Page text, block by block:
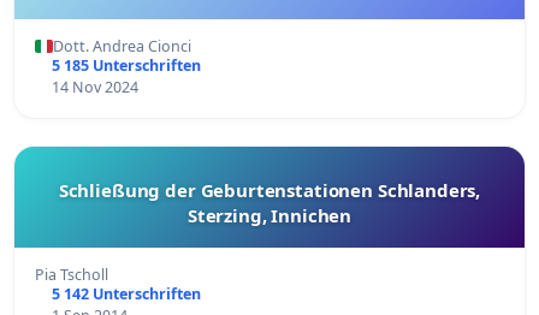
Dott. Andrea Cionci
5 185 Unterschriften
14 Nov 2024
Schließung der Geburtenstationen Schlanders,
Sterzing, Innichen
Pia Tscholl
5 142 Unterschriften